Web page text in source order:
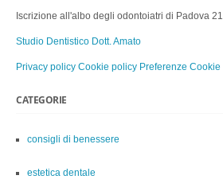
Iscrizione all'albo degli odontoiatri di Padova 21
Studio Dentistico Dott. Amato
Privacy policy Cookie policy Preferenze Cookie
CATEGORIE
consigli di benessere
estetica dentale